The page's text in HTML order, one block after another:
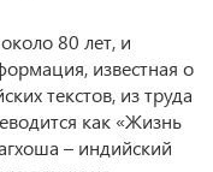
80 лет, и
известная о
текстов, из труда
как «Жизнь
– индийский